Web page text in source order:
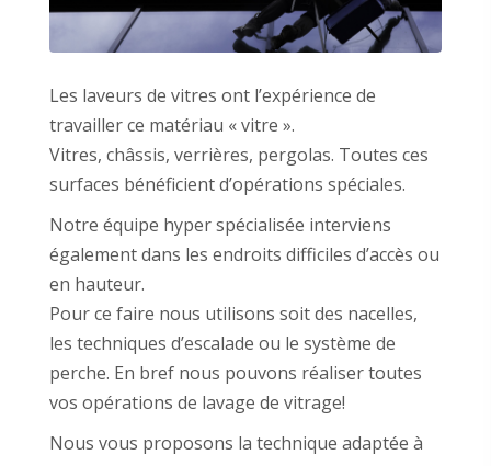
Les laveurs de vitres ont l’expérience de
travailler ce matériau « vitre ».
Vitres, châssis, verrières, pergolas. Toutes ces
surfaces bénéficient d’opérations spéciales.
Notre équipe hyper spécialisée interviens
également dans les endroits difficiles d’accès ou
en hauteur.
Pour ce faire nous utilisons soit des nacelles,
les techniques d’escalade ou le système de
perche. En bref nous pouvons réaliser toutes
vos opérations de lavage de vitrage!
Nous vous proposons la technique adaptée à